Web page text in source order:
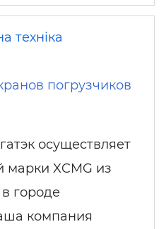
техніка
погрузчиков
осуществляет
марки XCMG из
городе
компания